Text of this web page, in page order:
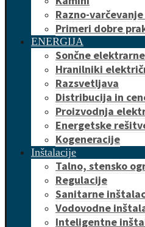
Razno-
Primeri dobre
ENERGIJA
Sončne elektrarne
Hranilniki
Razsvetljava
Distribucija in
Proizvodnja
Energetske
Kogeneracije
Inštalacije
Talno, stensko
Regulacije
Sanitarne
Vodovodne
Inteligentne